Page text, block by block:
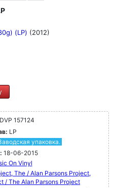
(LP) (2012)
157124
LP
упаковка.
18-06-2015
On Vinyl
The / Alan Parsons Project,
/ The Alan Parsons Project